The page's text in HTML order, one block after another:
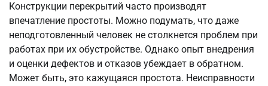
Конструкции перекрытий часто производят
впечатление простоты. Можно подумать, что даже
неподготовленный человек не столкнется проблем при
работах при их обустройстве. Однако опыт внедрения
и оценки дефектов и отказов убеждает в обратном.
Может быть, это кажущаяся простота. Неисправности